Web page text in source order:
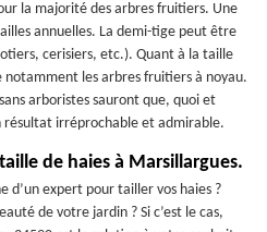
la majorité des arbres fruitiers. Une
annuelles. La demi-tige peut être
cerisiers, etc.). Quant à la taille
notamment les arbres fruitiers à noyau.
arboristes sauront que, quoi et
irréprochable et admirable.
de haies à Marsillargues.
d’un expert pour tailler vos haies ?
de votre jardin ? Si c’est le cas,